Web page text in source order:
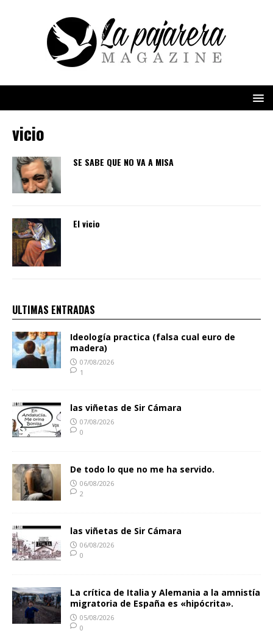
vicio
SE SABE QUE NO VA A MISA
El vicio
ULTIMAS ENTRADAS
Ideología practica (falsa cual euro de
madera)
07/08/2026
1
las viñetas de Sir Cámara
07/08/2026
0
De todo lo que no me ha servido.
06/08/2026
2
las viñetas de Sir Cámara
06/08/2026
0
La crítica de Italia y Alemania a la amnistía
migratoria de España es «hipócrita».
05/08/2026
0